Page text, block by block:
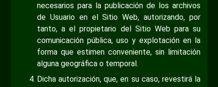
necesarios para la publicación de los archivos
de Usuario en el Sitio Web, autorizando, por
tanto, a el propietario del Sitio Web para su
comunicación pública, uso y explotación en la
forma que estimen conveniente, sin limitación
alguna geográfica o temporal.
Dicha autorización, que, en su caso, revestirá la